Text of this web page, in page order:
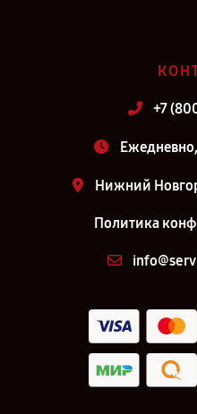
+7
Нижний
Политика